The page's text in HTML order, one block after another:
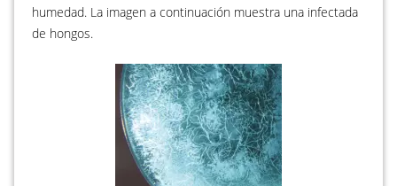
humedad. La imagen a continuación muestra una infectada
de hongos.